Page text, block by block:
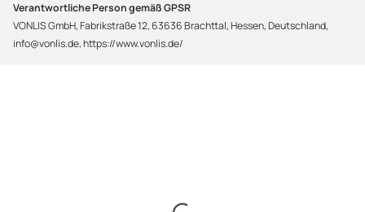
Verantwortliche Person gemäß GPSR
VONLIS GmbH, Fabrikstraße 12, 63636 Brachttal, Hessen, Deutschland,
info@vonlis.de, https://www.vonlis.de/